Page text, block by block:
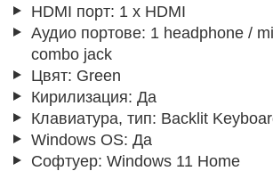
HDMI порт: 1 x HDMI
Аудио портове: 1 headphone /
combo jack
Цвят: Green
Кирилизация: Да
Клавиатура, тип: Backlit
Windows OS: Да
Софтуер: Windows 11 Home